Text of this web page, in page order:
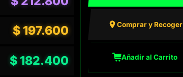
$197.600
$182.400
Comprar y Recoger
Añadir al Carrito